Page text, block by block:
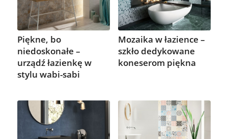
Piękne, bo
niedoskonałe –
urządź łazienkę w
stylu wabi-sabi
Mozaika w łazience –
szkło dedykowane
koneserom piękna